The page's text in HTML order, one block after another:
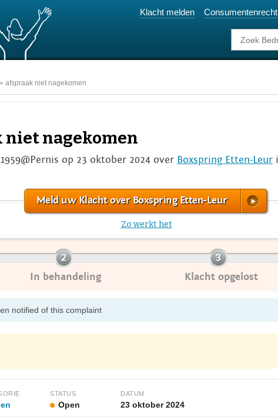
Klacht melden Consumentenrecht
afspraak niet nagekomen
niet nagekomen
op 23 oktober 2024 over Boxspring Etten-Leur
Meld uw Klacht over Boxspring Etten-Leur
Zo werkt het
In behandeling Klacht opgelost
notified of this complaint
STATUS
Open
DATUM
23 oktober 2024